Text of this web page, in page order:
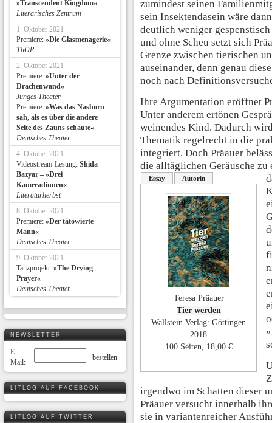
zumindest seinen
sein Insektendasein wäre
deutlich weniger
und ohne Scheu setzt sich
Grenze zwischen tierischen
auseinander, denn genau
noch nach
Ihre Argumentation eröffnet
Unter anderem ertönen
weinendes Kind. Dadurch
Thematik regelrecht in die
integriert. Doch Präauer
die alltäglichen Geräusche zu
Essay Autorin
Teresa Präauer
Tier werden
Wallstein Verlag: Göttingen
2018
100 Seiten, 18,00 €
irgendwo im Schatten dieser
Präauer versucht innerhalb
sie in variantenreicher
»Transcendent Kingdom«
Literarisches Zentrum
1. Oktober 2021
Premiere: »Die Glasmenagerie«
ThOP
2. Oktober 2021
Premiere: »Unter der
Drachenwand«
Junges Theater
Premiere: »Was das Nashorn
sah, als es über die andere
Seite des Zauns schaute«
Deutsches Theater
4. Oktober 2021
Videostream-Lesung: Shida
Bazyar – »Drei
Kameradinnen«
Literaturherbst
8. Oktober 2021
Premiere: »Der tätowierte
Mann«
Deutsches Theater
9. Oktober 2021
Tanzprojekt: »The Drying
Prayer«
Deutsches Theater
NEWSLETTER
E-
Mail:
LITLOG AUF FACEBOOK
LITLOG AUF TWITTER